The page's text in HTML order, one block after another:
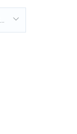
Varsayılan Sıralama